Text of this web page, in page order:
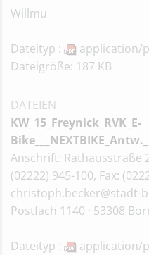
Willmu
Dateityp :
application/
Dateigröße: 187 KB
DATEIEN
KW_15_Freynick_RVK_E-
Anschrift: Rathausstraße
(02222) 945-100, Fax:
christoph.becker@stadt-
Postfach 1140 · 53308
Dateityp :
application/